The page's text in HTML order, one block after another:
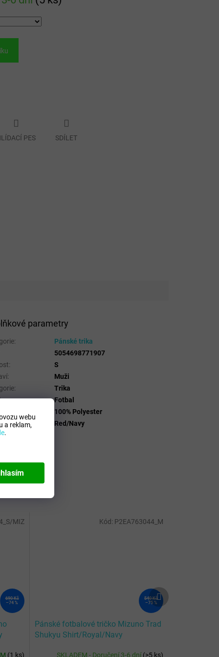
webu
a reklam,
.
PES SDÍLET
690 Kč
–74 %
(1 ks)
MIZ
540 Kč
–75 %
Pánské fotbalové tričko Mizuno Trad
Shukyu Shirt/Royal/Navy
SKLADEM - Doručení 3-6 dní(>5 ks)
Kód: P2EA763044_M
produkt
parametry
:
Pánské trika
5054698771907
:
S
:
Muži
:
Trika
:
Fotbal
100% Polyester
Red/Navy